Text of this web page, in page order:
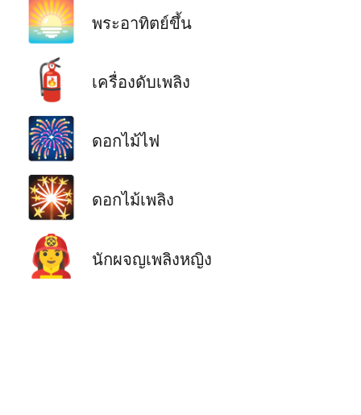
🌅 พระอาทิตย์ขึ้น
🧯 เครื่องดับเพลิง
🎆 ดอกไม้ไฟ
🎇 ดอกไม้เพลิง
👩‍🚒 นักผจญเพลิงหญิง